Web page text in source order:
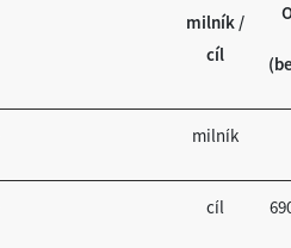
milník /
cíl
milník
cíl